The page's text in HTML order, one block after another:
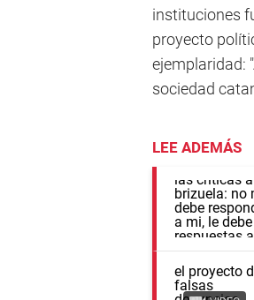
instituciones
proyecto
ejemplaridad:
sociedad
LEE ADEMÁS